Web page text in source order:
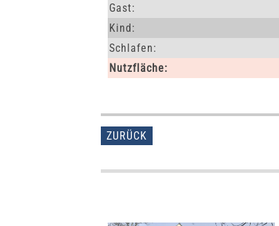
Gast:
Kind:
Schlafen:
Nutzfläche:
ZURÜCK